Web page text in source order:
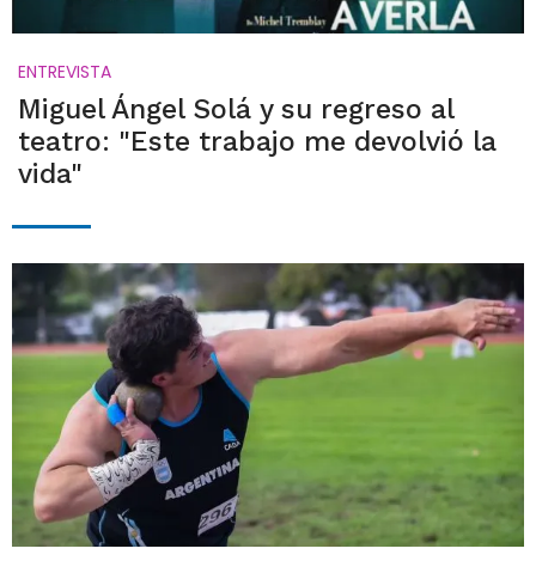
ENTREVISTA
Miguel Ángel Solá y su regreso al
teatro: "Este trabajo me devolvió la
vida"